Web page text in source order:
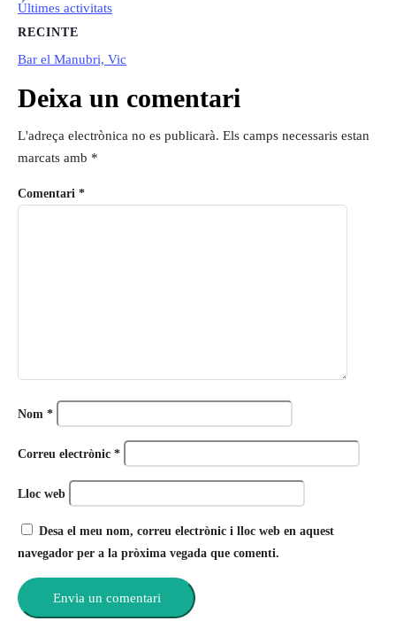
Últimes activitats
RECINTE
Bar el Manubri, Vic
Deixa un comentari
L'adreça electrònica no es publicarà. Els camps necessaris estan
marcats amb *
Comentari *
Nom *
Correu electrònic *
Lloc web
Desa el meu nom, correu electrònic i lloc web en aquest
navegador per a la pròxima vegada que comenti.